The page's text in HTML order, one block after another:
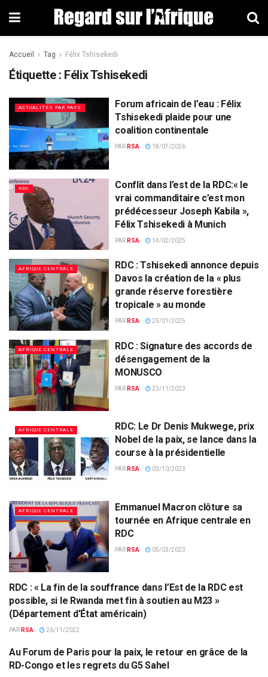
Accueil Tag Félix Tshisekedi
Étiquette : Félix Tshisekedi
ACTUALITÉS PAR PAYS
Forum africain de l’eau : Félix
Tshisekedi plaide pour une
coalition continentale
PAR RSA 18/07/2026
RDC
Conflit dans l’est de la RDC:« le
vrai commanditaire c’est mon
prédécesseur Joseph Kabila »,
Félix Tshisekedi à Munich
PAR RSA 14/02/2025
AFRIQUE CENTRALE
RDC : Tshisekedi annonce depuis
Davos la création de la « plus
grande réserve forestière
tropicale » au monde
PAR RSA 25/01/2025
AFRIQUE CENTRALE
RDC : Signature des accords de
désengagement de la
MONUSCO
PAR RSA 23/11/2023
AFRIQUE CENTRALE
RDC: Le Dr Denis Mukwege, prix
Nobel de la paix, se lance dans la
course à la présidentielle
PAR RSA 03/10/2023
AFRIQUE CENTRALE
Emmanuel Macron clôture sa
tournée en Afrique centrale en
RDC
PAR RSA 05/03/2023
AFRIQUE CENTRALE
RDC : « La fin de la souffrance dans l’Est de la RDC est
possible, si le Rwanda met fin à soutien au M23 »
(Département d’État américain)
PAR RSA 26/11/2022
GÉOPOLITIQUE
Au Forum de Paris pour la paix, le retour en grâce de la
RD-Congo et les regrets du G5 Sahel